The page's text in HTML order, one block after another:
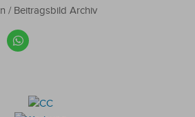
/ Beitragsbild Archiv